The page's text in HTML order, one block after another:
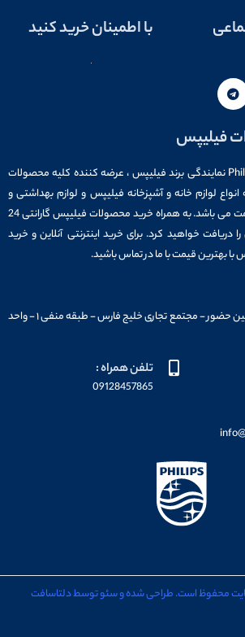
با اطمینان خرید کنید
فیلیپس
فیلیپس هوم | Philips-home نمایندگی برند فیلیپس ، عرضه کننده کلیه محصولات
انواع لوازم خانه و آشپزخانه فیلیپس و لوازم بهداشتی و
شخصی برقی با بهترین قیمت می باشد. به همراه خرید محصولات فیلیپس گارانتی 24
دریافت خواهید کرد. برای خرید اینترنتی آنلاین و خرید
بهترین قیمت با ما در تماس باشید.
خیابان ری - سه راه امین حضور - مجتمع تجاری خلیج فارس - طبقه منفی ۱ - واحد
تلفن همراه :
09128457865
محفوظ است. طراحی شده و سئو توسط دلتاسافت